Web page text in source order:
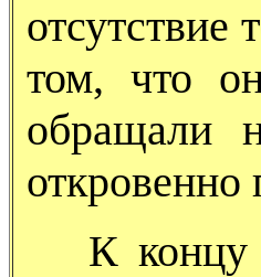
том, что
обращали
откровенно
К концу